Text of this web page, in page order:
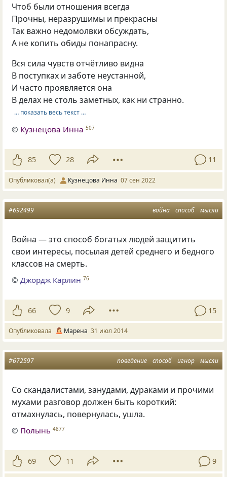
Чтоб были отношения всегда
Прочны, неразрушимы и прекрасны
Так важно недомолвки обсуждать,
А не копить обиды понапрасну.
Вся сила чувств отчётливо видна
В поступках и заботе неустанной,
И часто проявляется она
В делах не столь заметных, как ни странно.
… показать весь текст …
© Кузнецова Инна 507
85 28 11
Опубликовал(а) Кузнецова Инна 07 сен 2022
война способ мысли
#692499
Война — это способ богатых людей защитить
свои интересы, посылая детей среднего и бедного
классов на смерть.
©Джордж Карлин 76
66 9 15
Опубликовала Марена 31 июл 2014
поведение способ игнор мысли
#672597
Со скандалистами, занудами, дураками и прочими
мухами разговор должен быть короткий:
отмахнулась, повернулась, ушла.
© Полынь 4877
69 11 9